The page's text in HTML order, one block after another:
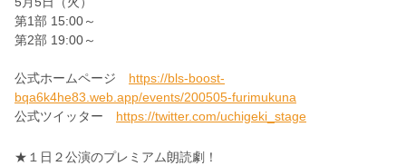
第1部 15:00～
第2部 19:00～
公式ホームページ https://bls-boost-
bqa6k4he83.web.app/events/200505-furimukuna
公式ツイッター https://twitter.com/uchigeki_stage
★１日２公演のプレミアム朗読劇！